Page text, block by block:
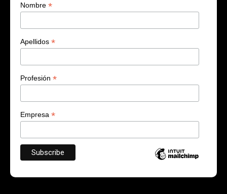
Nombre *
Apellidos *
Profesión *
Empresa *